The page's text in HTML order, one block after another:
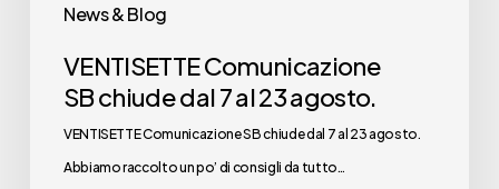
News & Blog
VENTISETTE Comunicazione
SB chiude dal 7 al 23 agosto.
VENTISETTE Comunicazione SB chiude dal 7 al 23 agosto.
Abbiamo raccolto un po’ di consigli da tutto…